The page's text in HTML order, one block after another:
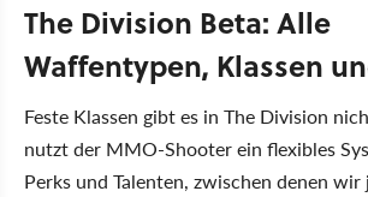
The Division Beta: Alle
Waffentypen, Klassen
Feste Klassen gibt es in The Division
nutzt der MMO-Shooter ein flexibles
Perks und Talenten, zwischen denen